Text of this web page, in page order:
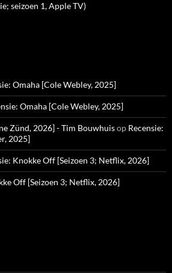
seizoen 1, Apple TV)
Omaha [Cole Webley, 2025]
Omaha [Cole Webley, 2025]
Zünd, 2026] - Tim Bouwhuisop Recensie:
2025]
Knokke Off [Seizoen 3; Netflix, 2026]
Off [Seizoen 3; Netflix, 2026]